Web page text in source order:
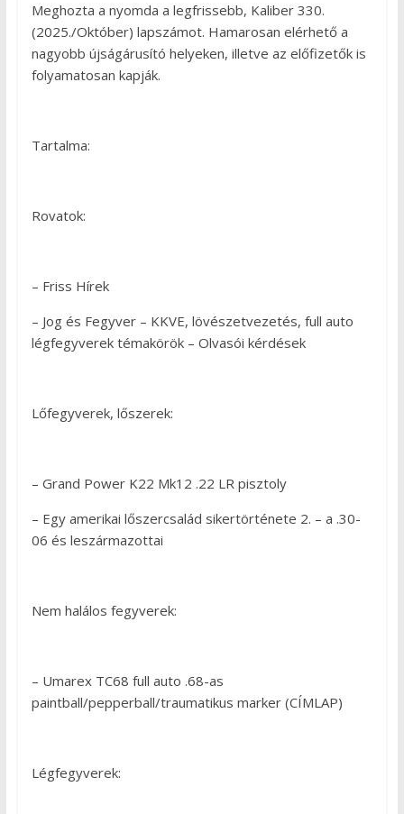
Meghozta a nyomda a legfrissebb, Kaliber 330.
(2025./Október) lapszámot. Hamarosan elérhető a
nagyobb újságárusító helyeken, illetve az előfizetők is
folyamatosan kapják.
Tartalma:
Rovatok:
– Friss Hírek
– Jog és Fegyver – KKVE, lövészetvezetés, full auto
légfegyverek témakörök – Olvasói kérdések
Lőfegyverek, lőszerek:
– Grand Power K22 Mk12 .22 LR pisztoly
– Egy amerikai lőszercsalád sikertörténete 2. – a .30-
06 és leszármazottai
Nem halálos fegyverek:
– Umarex TC68 full auto .68-as
paintball/pepperball/traumatikus marker (CÍMLAP)
Légfegyverek: